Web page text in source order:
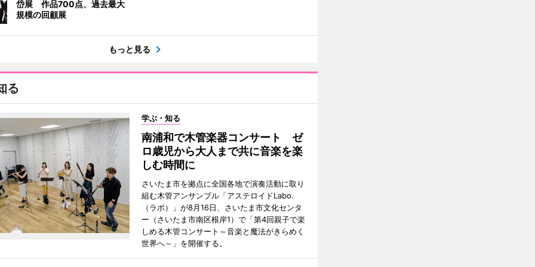
岱展 作品700点、過去最大
規模の回顧展
もっと見る
る
学ぶ・知る
南浦和で木管楽器コンサート ゼ
ロ歳児から大人まで共に音楽を楽
しむ時間に
さいたま市を拠点に全国各地で演奏活動に取り
組む木管アンサンブル「アステロイドLabo.
（ラボ）」が8月16日、さいたま市文化センタ
ー（さいたま市南区根岸1）で「第4回親子で楽
しめる木管コンサート～音楽と魔法がきらめく
世界へ～」を開催する。